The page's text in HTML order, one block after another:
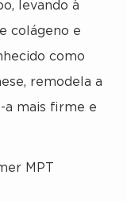
levando à
colágeno e
como
remodela a
a mais firme e
MPT